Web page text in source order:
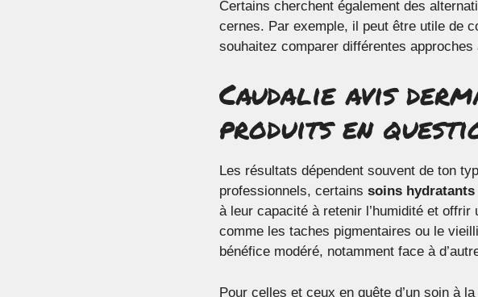
Certains cherchent également des
cernes. Par exemple, il peut être utile de
souhaitez comparer différentes
Caudalie avis
produits en
Les résultats dépendent souvent de ton
professionnels, certains soins hydratants
à leur capacité à retenir l’humidité et
comme les taches pigmentaires ou le
bénéfice modéré, notamment face à
Pour celles et ceux en quête d’un soin à